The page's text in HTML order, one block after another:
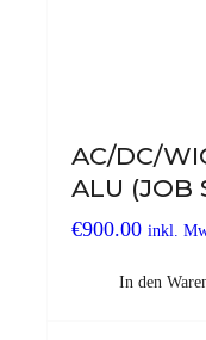
AC/DC/
ALU (JOB
€900.00 inkl.
In den